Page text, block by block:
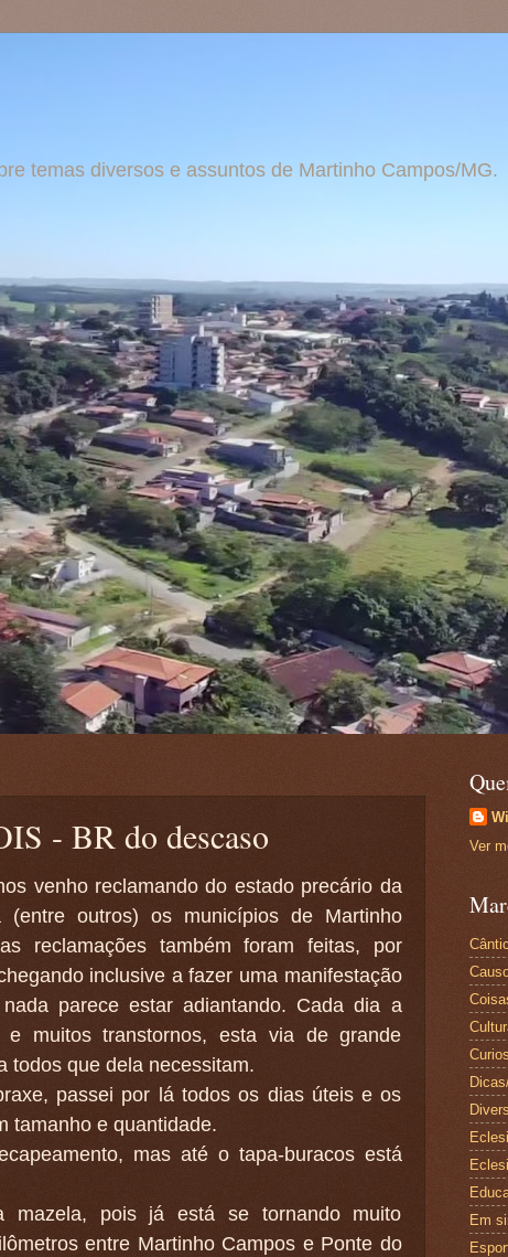
temas diversos e assuntos de Martinho Campos/MG.
- BR do descaso
venho reclamando do estado precário da
outros) os municípios de Martinho
reclamações também foram feitas, por
inclusive a fazer uma manifestação
parece estar adiantando. Cada dia a
muitos transtornos, esta via de grande
todos que dela necessitam.
passei por lá todos os dias úteis e os
tamanho e quantidade.
mas até o tapa-buracos está
mazela, pois já está se tornando muito
entre Martinho Campos e Ponte do
Ver
Em